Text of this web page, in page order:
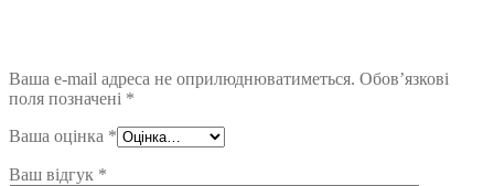
Ваша e-mail адреса не оприлюднюватиметься. Обов’язкові
поля позначені *
Ваша оцінка *
Ваш відгук *